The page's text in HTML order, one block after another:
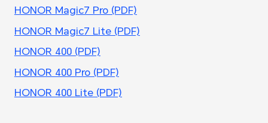
HONOR Magic7 Pro (PDF)
HONOR Magic7 Lite (PDF)
HONOR 400 (PDF)
HONOR 400 Pro (PDF)
HONOR 400 Lite (PDF)